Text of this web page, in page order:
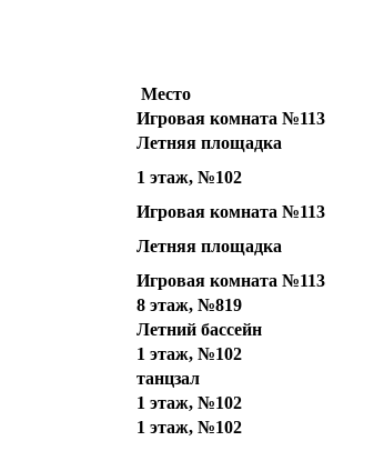
Место
Игровая комната №113
Летняя площадка
1 этаж, №102
Игровая комната №113
Летняя площадка
Игровая комната №113
8 этаж, №819
Летний бассейн
1 этаж, №102
танцзал
1 этаж, №102
1 этаж, №102